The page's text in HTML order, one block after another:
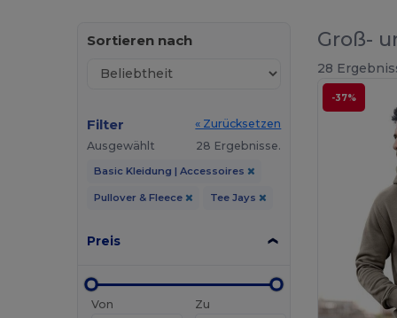
Sortieren nach
Filter
« Zurücksetzen
Ausgewählt
28 Ergebnisse.
Basic Kleidung | Accessoires
Pullover & Fleece Tee Jays
Preis
Von
Zu
Groß-
28
-37%